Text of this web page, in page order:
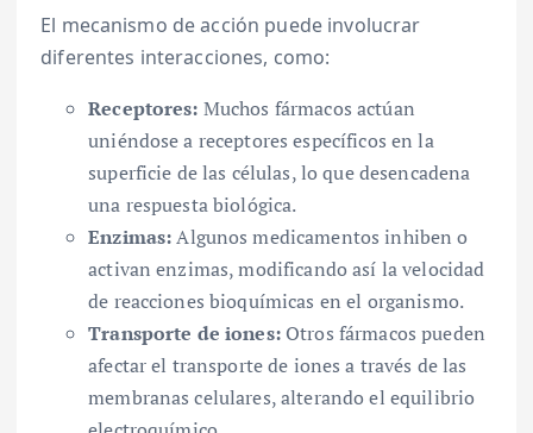
El mecanismo de acción puede involucrar
diferentes interacciones, como:
Receptores: Muchos fármacos actúan
uniéndose a receptores específicos en la
superficie de las células, lo que desencadena
una respuesta biológica.
Enzimas:Algunos medicamentos inhiben o
activan enzimas, modificando así la velocidad
de reacciones bioquímicas en el organismo.
Transporte de iones:Otros fármacos pueden
afectar el transporte de iones a través de las
membranas celulares, alterando el equilibrio